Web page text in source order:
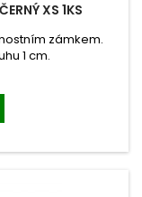
XS 1KS
zámkem.
1 cm.